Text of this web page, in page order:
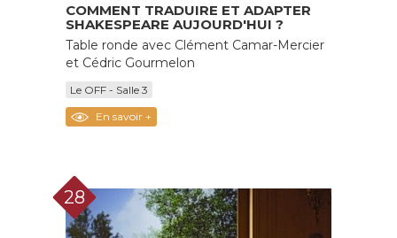
COMMENT TRADUIRE ET ADAPTER
SHAKESPEARE AUJOURD'HUI ?
Table ronde avec Clément Camar-Mercier
et Cédric Gourmelon
Le OFF - Salle 3
En savoir +
28